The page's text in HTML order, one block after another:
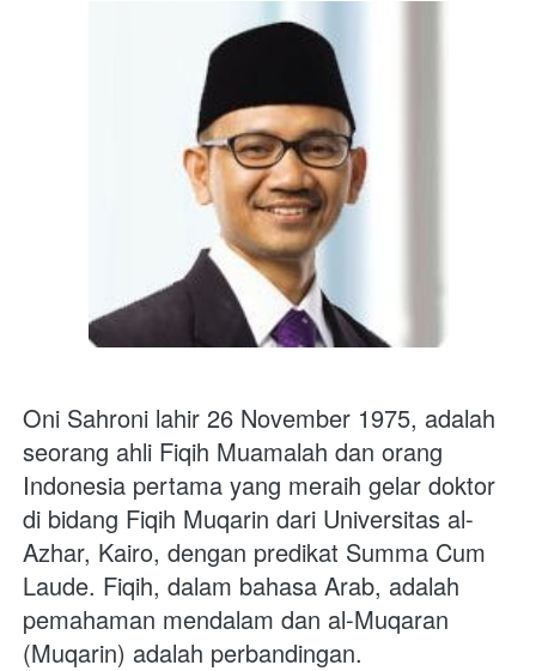
Oni Sahroni lahir 26 November 1975, adalah
seorang ahli Fiqih Muamalah dan orang
Indonesia pertama yang meraih gelar doktor
di bidang Fiqih Muqarin dari Universitas al-
Azhar, Kairo, dengan predikat Summa Cum
Laude. Fiqih, dalam bahasa Arab, adalah
pemahaman mendalam dan al-Muqaran
(Muqarin) adalah perbandingan.